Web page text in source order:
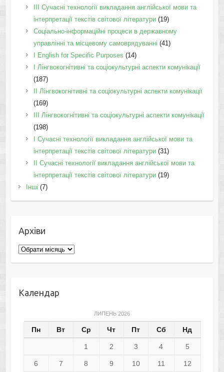
III Сучасні технології викладання англійської мови та
інтерпретації текстів світової літератури(19)
Соціально-інформаційні процеси в державному
управлінні та місцевому самоврядуванні (41)
І English for Specific Purposes (14)
I Лінгвокогнітивні та соціокультурні аспекти комунікації
(187)
IІ Лінгвокогнітивні та соціокультурні аспекти комунікації
(169)
IІI Лінгвокогнітивні та соціокультурні аспекти комунікації
(198)
I Cучасні технології викладання англійської мови та
інтерпретації текстів світової літератури(31)
II Cучасні технології викладання англійської мови та
інтерпретації текстів світової літератури(19)
Інші (7)
Архіви
Архіви
Календар
ЛИПЕНЬ 2026
Пн Вт Ср Чт Пт Сб Нд
1 2 3 4 5
6 7 8 9 10 11 12